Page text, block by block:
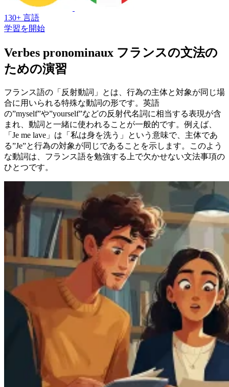
130+ 言語
学習を開始
Verbes pronominaux フランスの文法の
ための演習
フランス語の「反射動詞」とは、行為の主体と対象が同じ場
合に用いられる特殊な動詞の形です。英語
の”myself”や”yourself”などの反射代名詞に相当する表現が含
まれ、動詞と一緒に使われることが一般的です。例えば、
「Je me lave」は「私は身を洗う」という意味で、主体であ
る”Je”と行為の対象が同じであることを示します。このよう
な動詞は、フランス語を勉強する上で欠かせない文法事項の
ひとつです。